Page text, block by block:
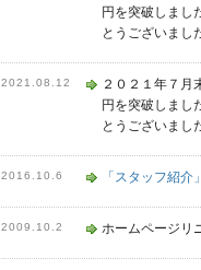
円を突破しまし
とうございまし
2021.08.12
２０２１年７月
円を突破しまし
とうございまし
2016.10.6 「スタッフ紹
2009.10.2 ホームページリ